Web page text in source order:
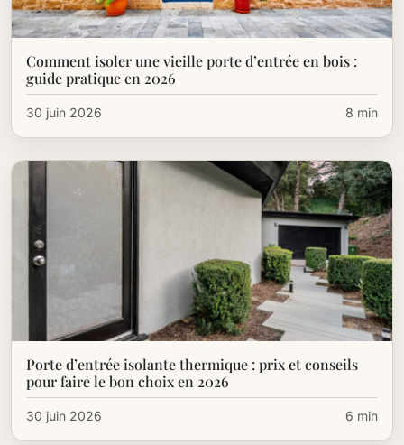
Comment isoler une vieille porte d’entrée en bois :
guide pratique en 2026
30 juin 2026 8 min
Porte d’entrée isolante thermique : prix​ et conseils
pour faire le bon choix en 2026​
30 juin 2026 6 min